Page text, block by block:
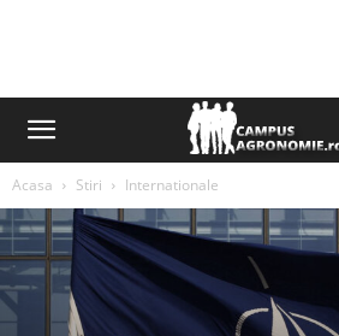
Acasa Stiri Internationale